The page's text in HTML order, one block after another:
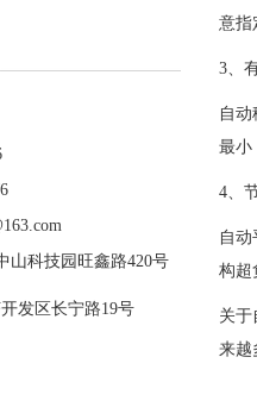
意指
3、
自
最小
4、
自
构超
关于
来越
山科技园旺鑫路420号
发区长宁路19号